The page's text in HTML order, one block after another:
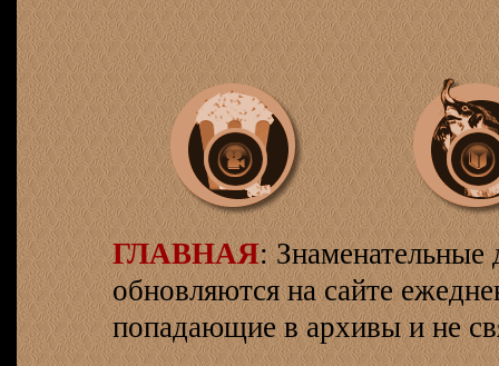
ГЛАВНАЯ: Знаменательные
обновляются на сайте
попадающие в архивы и не